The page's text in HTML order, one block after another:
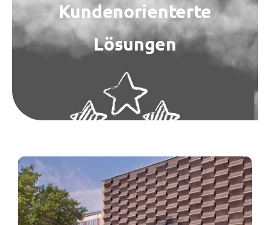
Kontakt
Kundenorienterte
Lösungen